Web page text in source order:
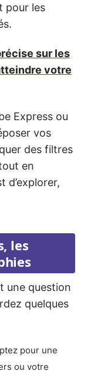
pour les
sur les
votre
Express ou
vos
des filtres
en
d’explorer,
les
une question
quelques
pour une
ou votre